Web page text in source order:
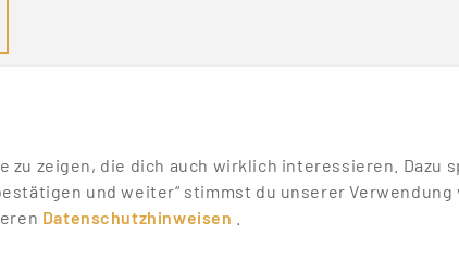
SONSTIGES
zeigen, die dich auch wirklich interessieren. Dazu
und weiter“ stimmst du unserer
Datenschutzhinweisen